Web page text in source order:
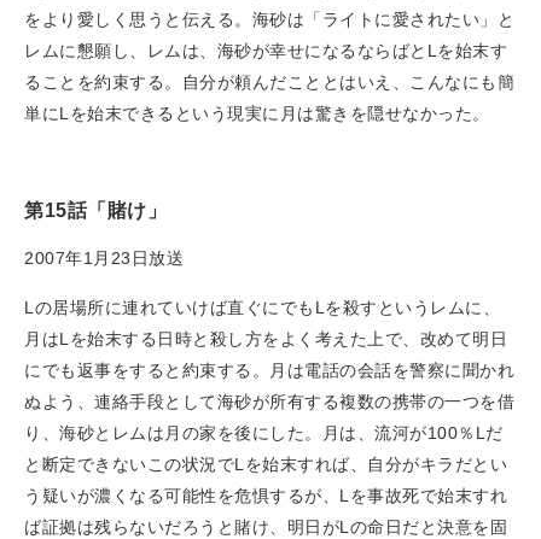
をより愛しく思うと伝える。海砂は「ライトに愛されたい」と
レムに懇願し、レムは、海砂が幸せになるならばとLを始末す
ることを約束する。自分が頼んだこととはいえ、こんなにも簡
単にLを始末できるという現実に月は驚きを隠せなかった。
第15話「賭け」
2007年1月23日放送
Lの居場所に連れていけば直ぐにでもLを殺すというレムに、
月はLを始末する日時と殺し方をよく考えた上で、改めて明日
にでも返事をすると約束する。月は電話の会話を警察に聞かれ
ぬよう、連絡手段として海砂が所有する複数の携帯の一つを借
り、海砂とレムは月の家を後にした。月は、流河が100％Lだ
と断定できないこの状況でLを始末すれば、自分がキラだとい
う疑いが濃くなる可能性を危惧するが、Lを事故死で始末すれ
ば証拠は残らないだろうと賭け、明日がLの命日だと決意を固